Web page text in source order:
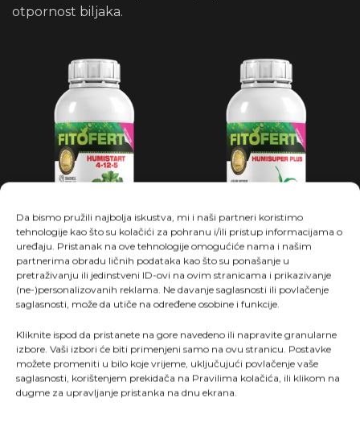
Da bismo pružili najbolja iskustva, mi i naši partneri koristimo
tehnologije kao što su kolačići za pohranu i/ili pristup informacijama o
uređaju. Pristanak na ove tehnologije omogućiće nama i našim
partnerima obradu ličnih podataka kao što su ponašanje u
pretraživanju ili jedinstveni ID-ovi na ovim stranicama i prikazivanje
(ne-)personalizovanih reklama. Ne davanje saglasnosti ili povlačenje
saglasnosti, može da utiče na određene osobine i funkcije.
Kliknite ispod da pristanete na gore navedeno ili napravite granularne
izbore. Vaši izbori će biti primenjeni samo na ovu stranicu. Postavke
možete promeniti u bilo koje vrijeme, uključujući povlačenje vaše
saglasnosti, korištenjem prekidača na Pravilima kolačića, ili klikom na
dugme za upravljanje pristanka na dnu ekrana.
otpornost biljaka.
HUMISTART
Tečna đubriva
HUMISUPER PLUS
Tečna đubriva